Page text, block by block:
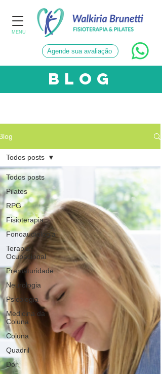
MENU
Agende sua avaliação
blog
Todos posts
Pilates
RPG
Fisioterapia
Fonoaudiologia
Terapia
Ocupacional
Prematuridade
Neurologia
Psicologia
Medicina da
Coluna
Coluna
Quadril
Dor
Todos posts